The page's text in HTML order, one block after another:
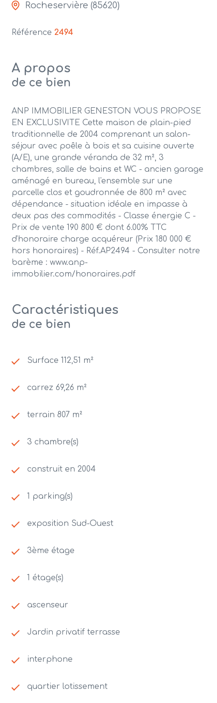
Rocheservière (85620)
Référence 2494
A propos
de ce bien
ANP IMMOBILIER GENESTON VOUS PROPOSE
EN EXCLUSIVITE Cette maison de plain-pied
traditionnelle de 2004 comprenant un salon-
séjour avec poêle à bois et sa cuisine ouverte
(A/E), une grande véranda de 32 m², 3
chambres, salle de bains et WC - ancien garage
aménagé en bureau, l'ensemble sur une
parcelle clos et goudronnée de 800 m² avec
dépendance - situation idéale en impasse à
deux pas des commodités - Classe énergie C -
Prix de vente 190 800 € dont 6.00% TTC
d'honoraire charge acquéreur (Prix 180 000 €
hors honoraires) - Réf.AP2494 - Consulter notre
barème : www.anp-
immobilier.com/honoraires.pdf
Caractéristiques
de ce bien
Surface 112,51 m²
carrez 69,26 m²
terrain 807 m²
3 chambre(s)
construit en 2004
1 parking(s)
exposition Sud-Ouest
3ème étage
1 étage(s)
ascenseur
Jardin privatif terrasse
interphone
quartier lotissement